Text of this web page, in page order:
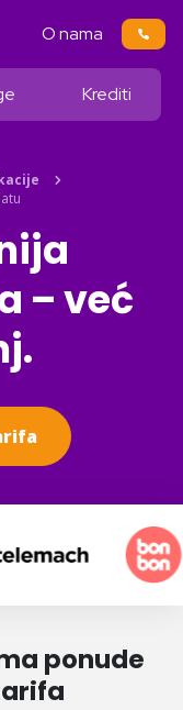
Krediti
O nama
– već
ponude